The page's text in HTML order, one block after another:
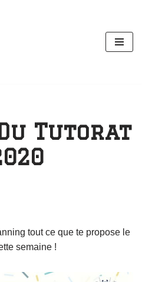
Tutorat
tout ce que te propose le
semaine !